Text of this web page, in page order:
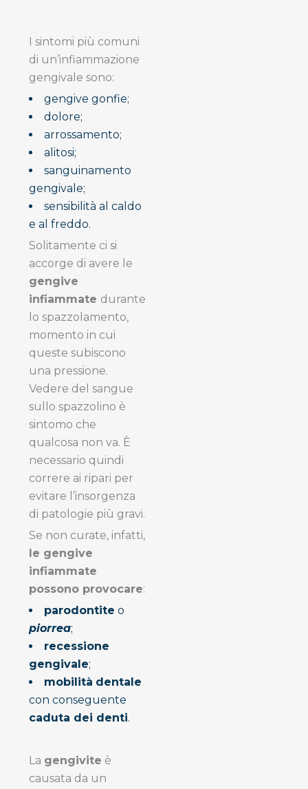
I sintomi più comuni
di un’infiammazione
gengivale sono:
gengive gonfie;
dolore;
arrossamento;
alitosi;
sanguinamento
gengivale;
sensibilità al caldo
e al freddo.
Solitamente ci si
accorge di avere le
gengive
infiammate durante
lo spazzolamento,
momento in cui
queste subiscono
una pressione.
Vedere del sangue
sullo spazzolino è
sintomo che
qualcosa non va. È
necessario quindi
correre ai ripari per
evitare l’insorgenza
di patologie più gravi.
Se non curate, infatti,
le gengive
infiammate
possono provocare:
parodontite o
piorrea;
recessione
gengivale;
mobilità dentale
con conseguente
caduta dei denti.
La gengivite è
causata da un